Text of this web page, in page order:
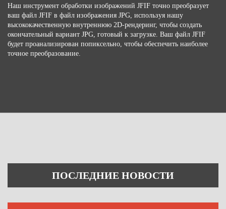
Наш инструмент обработки изображений JFIF точно преобразует
ваш файл JFIF в файл изображения JPG, используя нашу
высококачественную внутреннюю 2D-рендеринг, чтобы создать
окончательный вариант JPG, готовый к загрузке. Ваш файл JFIF
будет проанализирован попиксельно, чтобы обеспечить наиболее
точное преобразование.
ПОСЛЕДНИЕ НОВОСТИ